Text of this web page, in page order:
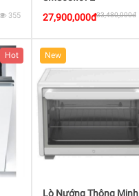
355
27,900,000đ33,480,000đ
Hot New
Lò Nướng Thông Minh